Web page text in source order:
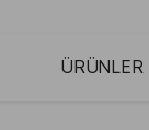
ÜRÜNLER